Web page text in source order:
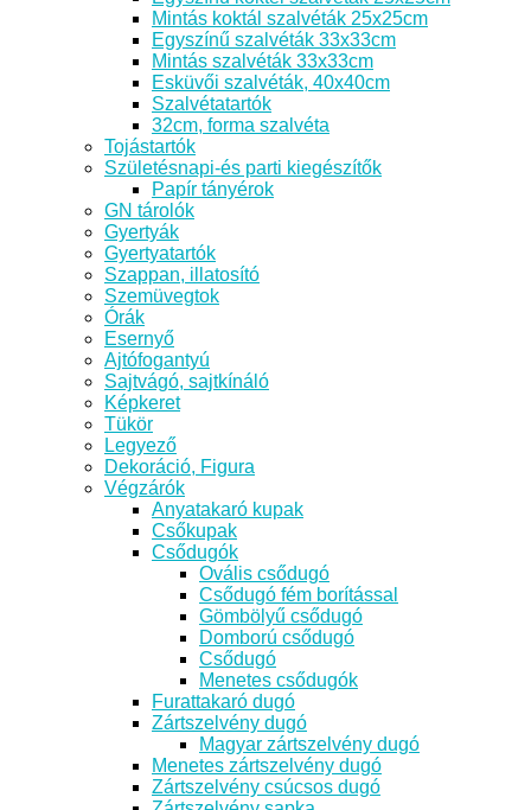
Mintás koktál szalvéták 25x25cm
Egyszínű szalvéták 33x33cm
Mintás szalvéták 33x33cm
Esküvői szalvéták, 40x40cm
Szalvétatartók
32cm, forma szalvéta
Tojástartók
Születésnapi-és parti kiegészítők
Papír tányérok
GN tárolók
Gyertyák
Gyertyatartók
Szappan, illatosító
Szemüvegtok
Órák
Esernyő
Ajtófogantyú
Sajtvágó, sajtkínáló
Képkeret
Tükör
Legyező
Dekoráció, Figura
Végzárók
Anyatakaró kupak
Csőkupak
Csődugók
Ovális csődugó
Csődugó fém borítással
Gömbölyű csődugó
Domború csődugó
Csődugó
Menetes csődugók
Furattakaró dugó
Zártszelvény dugó
Magyar zártszelvény dugó
Menetes zártszelvény dugó
Zártszelvény csúcsos dugó